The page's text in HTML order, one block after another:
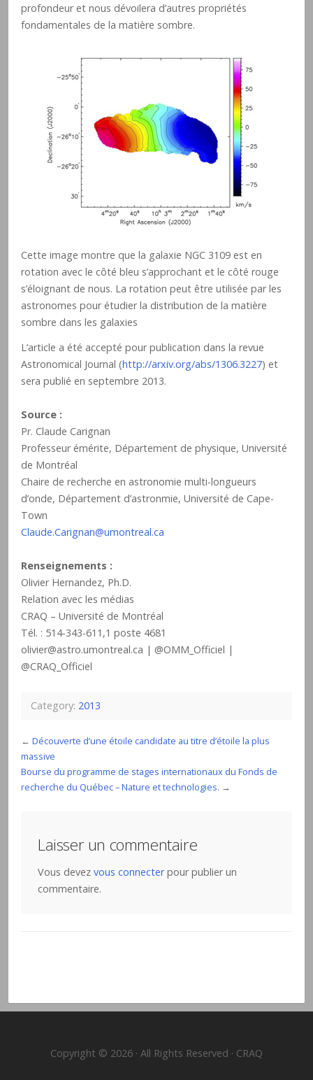
profondeur et nous dévoilera d’autres propriétés
fondamentales de la matière sombre.
Cette image montre que la galaxie NGC 3109 est en
rotation avec le côté bleu s’approchant et le côté rouge
s’éloignant de nous. La rotation peut être utilisée par les
astronomes pour étudier la distribution de la matière
sombre dans les galaxies
L’article a été accepté pour publication dans la revue
Astronomical Journal (http://arxiv.org/abs/1306.3227) et
sera publié en septembre 2013.
Source :
Pr. Claude Carignan
Professeur émérite, Département de physique, Université
de Montréal
Chaire de recherche en astronomie multi-longueurs
d’onde, Département d’astronmie, Université de Cape-
Town
Claude.Carignan@umontreal.ca
Renseignements :
Olivier Hernandez, Ph.D.
Relation avec les médias
CRAQ – Université de Montréal
Tél. : 514-343-611,1 poste 4681
olivier@astro.umontreal.ca | @OMM_Officiel |
@CRAQ_Officiel
Category: 2013
← Découverte d’une étoile candidate au titre d’étoile la plus
massive
Bourse du programme de stages internationaux du Fonds de
recherche du Québec – Nature et technologies. →
Laisser un commentaire
Vous devez vous connecterpour publier un
commentaire.
Copyright © 2026 · All Rights Reserved · CRAQ